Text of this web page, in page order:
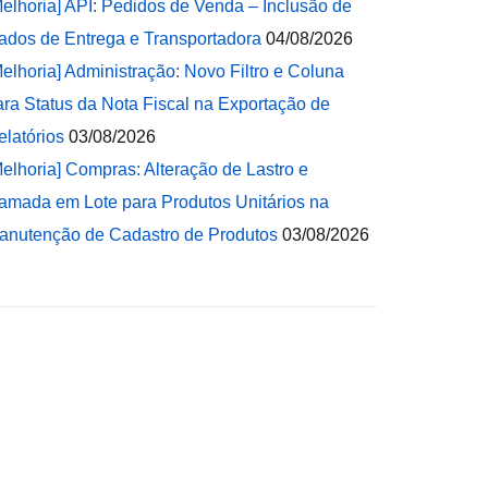
API: Pedidos de Venda – Inclusão de
de Entrega e Transportadora 04/08/2026
Administração: Novo Filtro e Coluna
Status da Nota Fiscal na Exportação de
03/08/2026
Compras: Alteração de Lastro e
em Lote para Produtos Unitários na
de Cadastro de Produtos 03/08/2026